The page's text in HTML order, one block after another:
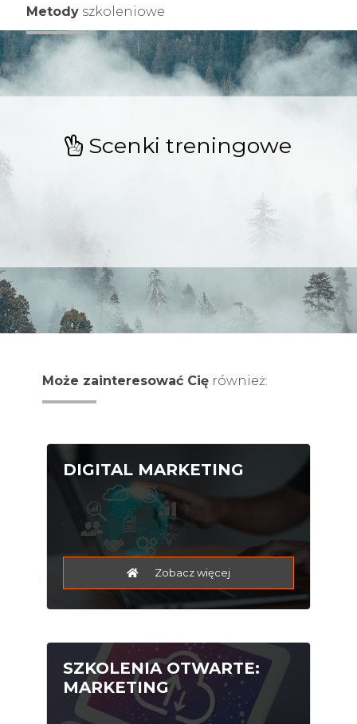
Metody szkoleniowe
Scenki treningowe
Może zainteresować Cię również:
DIGITAL MARKETING
Zobacz więcej
SZKOLENIA OTWARTE:
MARKETING